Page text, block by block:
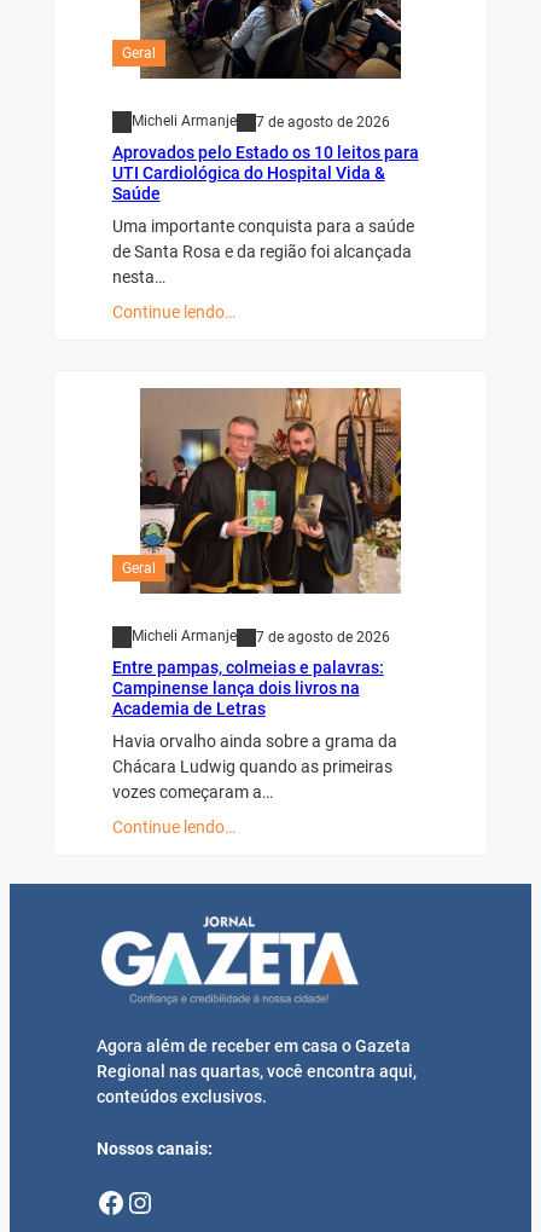
Geral
Micheli Armanje 7 de agosto de 2026
Aprovados pelo Estado os 10 leitos para
UTI Cardiológica do Hospital Vida &
Saúde
Uma importante conquista para a saúde
de Santa Rosa e da região foi alcançada
nesta…
Continue lendo…
Geral
Micheli Armanje 7 de agosto de 2026
Entre pampas, colmeias e palavras:
Campinense lança dois livros na
Academia de Letras
Havia orvalho ainda sobre a grama da
Chácara Ludwig quando as primeiras
vozes começaram a…
Continue lendo…
Agora além de receber em casa o Gazeta
Regional nas quartas, você encontra aqui,
conteúdos exclusivos.
Nossos canais:
Facebook Instagram